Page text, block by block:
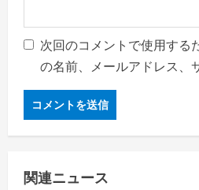
次回のコメントで使用する
の名前、メールアドレス、
関連ニュース